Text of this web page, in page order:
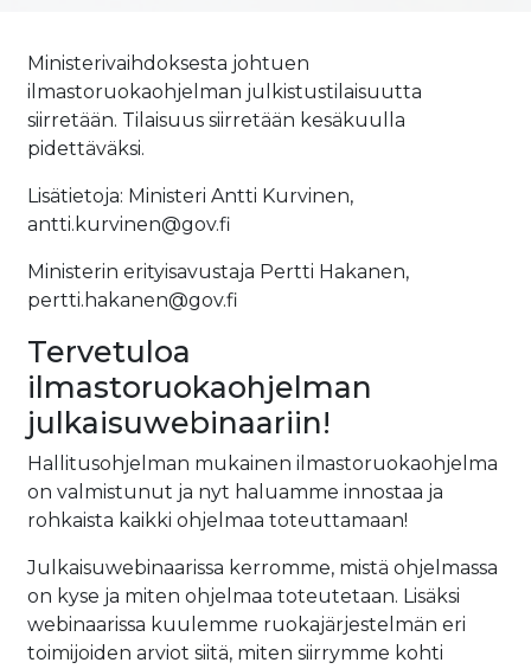
Ministerivaihdoksesta johtuen
ilmastoruokaohjelman julkistustilaisuutta
siirretään. Tilaisuus siirretään kesäkuulla
pidettäväksi.
Lisätietoja: Ministeri Antti Kurvinen,
antti.kurvinen@gov.fi
Ministerin erityisavustaja Pertti Hakanen,
pertti.hakanen@gov.fi
Tervetuloa
ilmastoruokaohjelman
julkaisuwebinaariin!
Hallitusohjelman mukainen ilmastoruokaohjelma
on valmistunut ja nyt haluamme innostaa ja
rohkaista kaikki ohjelmaa toteuttamaan!
Julkaisuwebinaarissa kerromme, mistä ohjelmassa
on kyse ja miten ohjelmaa toteutetaan. Lisäksi
webinaarissa kuulemme ruokajärjestelmän eri
toimijoiden arviot siitä, miten siirrymme kohti